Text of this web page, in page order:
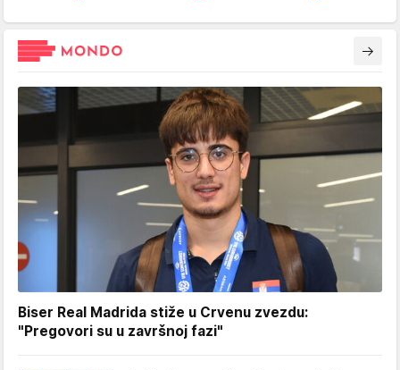
Biser Real Madrida stiže u Crvenu zvezdu:
"Pregovori su u završnoj fazi"